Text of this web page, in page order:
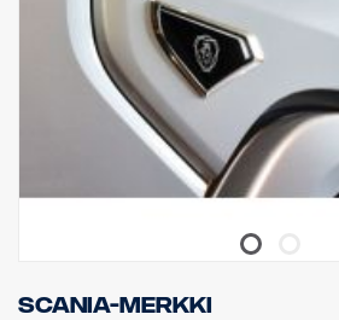
Scania-merkki